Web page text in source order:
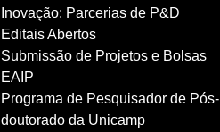
Inovação: Parcerias de P&D
Editais Abertos
Submissão de Projetos e Bolsas
EAIP
Programa de Pesquisador de Pós-
doutorado da Unicamp